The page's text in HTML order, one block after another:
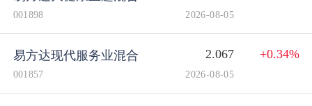
001898 2026-08-05
易方达现代服务业混合 2.067 +0.34%
001857 2026-08-05